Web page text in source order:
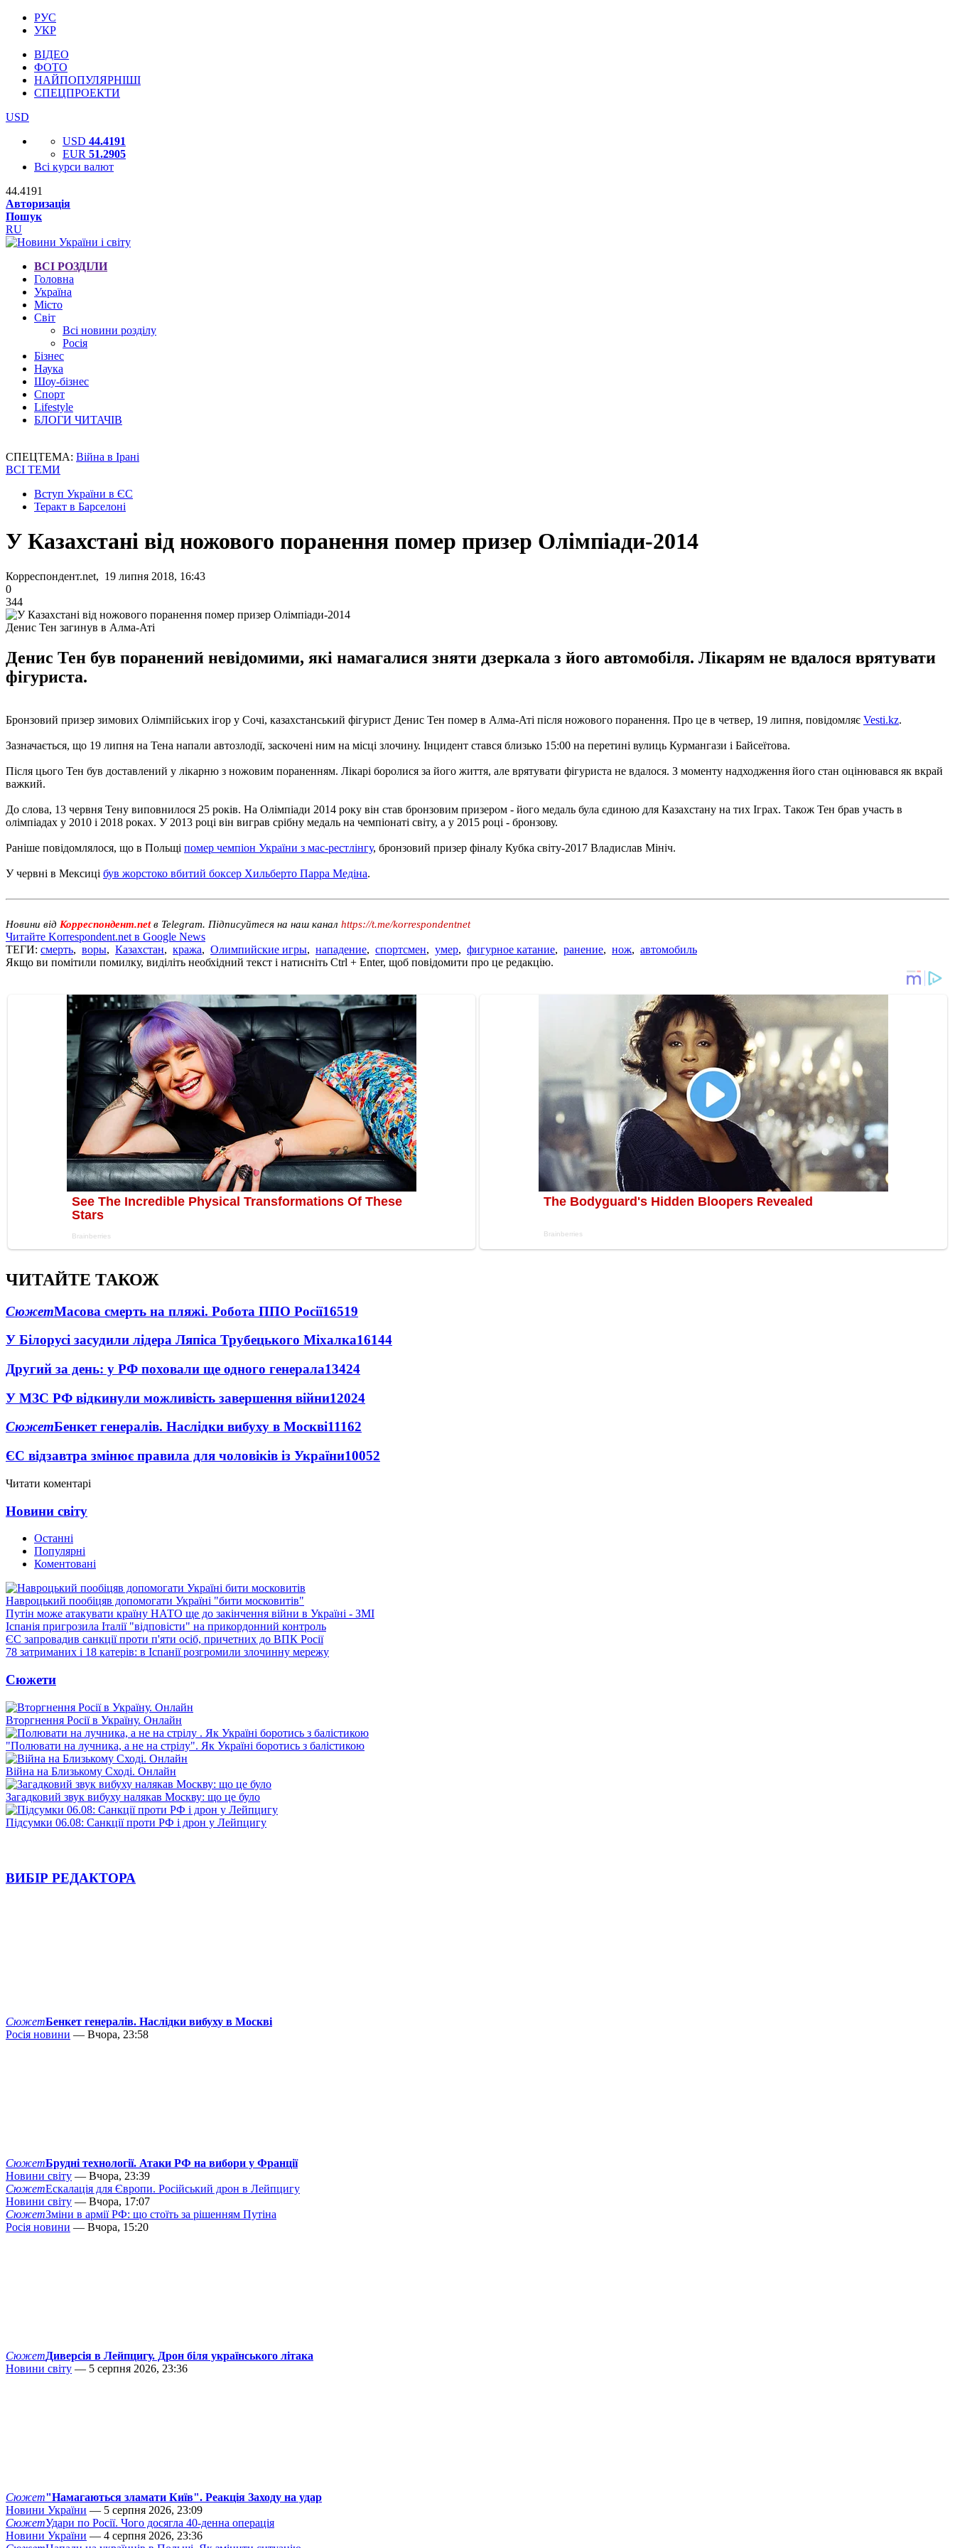
РУС
УКР
ВІДЕО
ФОТО
НАЙПОПУЛЯРНІШІ
СПЕЦПРОЕКТИ
USD
USD 44.4191
EUR 51.2905
Всі курси валют
44.4191
Авторизація
Пошук
RU
ВСІ РОЗДІЛИ
Головна
Україна
Місто
Світ
Всі новини розділу
Росія
Бізнес
Наука
Шоу-бізнес
Спорт
Lifestyle
БЛОГИ ЧИТАЧІВ
СПЕЦТЕМА: Війна в Ірані
ВСІ ТЕМИ
Вступ України в ЄС
Теракт в Барселоні
У Казахстані від ножового поранення помер призер Олімпіади-2014
Корреспондент.net, 19 липня 2018, 16:43
0
344
Денис Тен загинув в Алма-Аті
Денис Тен був поранений невідомими, які намагалися зняти дзеркала з його автомобіля. Лікарям не вдалося врятувати
фігуриста.
Бронзовий призер зимових Олімпійських ігор у Сочі, казахстанський фігурист Денис Тен помер в Алма-Аті після ножового поранення. Про це в четвер, 19 липня, повідомляє Vesti.kz.
Зазначається, що 19 липня на Тена напали автозлодії, заскочені ним на місці злочину. Інцидент стався близько 15:00 на перетині вулиць Курмангази і Байсеїтова.
Після цього Тен був доставлений у лікарню з ножовим пораненням. Лікарі боролися за його життя, але врятувати фігуриста не вдалося. З моменту надходження його стан оцінювався як вкрай
важкий.
До слова, 13 червня Тену виповнилося 25 років. На Олімпіади 2014 року він став бронзовим призером - його медаль була єдиною для Казахстану на тих Іграх. Також Тен брав участь в
олімпіадах у 2010 і 2018 роках. У 2013 році він виграв срібну медаль на чемпіонаті світу, а у 2015 році - бронзову.
Раніше повідомлялося, що в Польщі помер чемпіон України з мас-рестлінгу, бронзовий призер фіналу Кубка світу-2017 Владислав Мініч.
У червні в Мексиці був жорстоко вбитий боксер Хильберто Парра Медіна.
Новини від Корреспондент.netв Telegram. Підписуйтеся на наш канал https://t.me/korrespondentnet
Читайте Korrespondent.net в Google News
ТЕГИ: смерть, воры, Казахстан, кража, Олимпийские игры, нападение, спортсмен, умер, фигурное катание, ранение, нож, автомобиль
Якщо ви помітили помилку, виділіть необхідний текст і натисніть Ctrl + Enter, щоб повідомити про це редакцію.
ЧИТАЙТЕ ТАКОЖ
СюжетМасова смерть на пляжі. Робота ППО Росії16519
У Білорусі засудили лідера Ляпіса Трубецького Міхалка16144
Другий за день: у РФ поховали ще одного генерала13424
У МЗС РФ відкинули можливість завершення війни12024
СюжетБенкет генералів. Наслідки вибуху в Москві11162
ЄС відзавтра змінює правила для чоловіків із України10052
Читати коментарі
Новини світу
Останні
Популярні
Коментовані
Навроцький пообіцяв допомогати Україні "бити московитів"
Путін може атакувати країну НАТО ще до закінчення війни в Україні - ЗМІ
Іспанія пригрозила Італії "відповісти" на прикордонний контроль
ЄС запровадив санкції проти п'яти осіб, причетних до ВПК Росії
78 затриманих і 18 катерів: в Іспанії розгромили злочинну мережу
Сюжети
Вторгнення Росії в Україну. Онлайн
"Полювати на лучника, а не на стрілу". Як Україні боротись з балістикою
Війна на Близькому Сході. Онлайн
Загадковий звук вибуху налякав Москву: що це було
Підсумки 06.08: Санкції проти РФ і дрон у Лейпцигу
ВИБІР РЕДАКТОРА
СюжетБенкет генералів. Наслідки вибуху в Москві
Росія новини — Вчора, 23:58
СюжетБрудні технології. Атаки РФ на вибори у Франції
Новини світу — Вчора, 23:39
СюжетЕскалація для Європи. Російський дрон в Лейпцигу
Новини світу — Вчора, 17:07
СюжетЗміни в армії РФ: що стоїть за рішенням Путіна
Росія новини — Вчора, 15:20
СюжетДиверсія в Лейпцигу. Дрон біля українського літака
Новини світу — 5 серпня 2026, 23:36
Сюжет"Намагаються зламати Київ". Реакція Заходу на удар
Новини України — 5 серпня 2026, 23:09
СюжетУдари по Росії. Чого досягла 40-денна операція
Новини України — 4 серпня 2026, 23:36